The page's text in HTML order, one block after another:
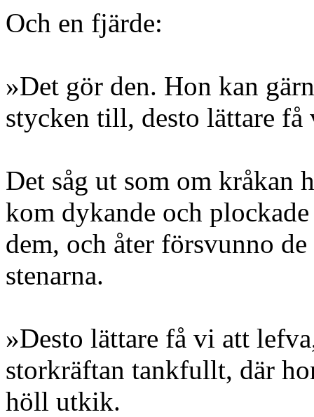
Och en fjärde:
»Det gör den. Hon kan
stycken till, desto lättare
Det såg ut som om kråkan
kom dykande och
dem, och åter försvunno
stenarna.
»Desto lättare få vi att
storkräftan tankfullt, där
höll utkik.